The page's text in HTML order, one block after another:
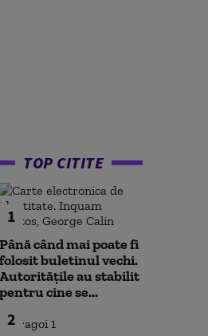
TOP CITITE
1
Până când mai poate fi
folosit buletinul vechi.
Autoritățile au stabilit
pentru cine se...
2